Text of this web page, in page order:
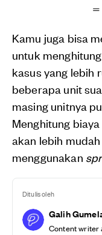
=
Kamu juga bisa
untuk
kasus yang lebih
beberapa unit
masing unitnya
Menghitung
akan lebih
menggunakan
Ditulis oleh
Galih
Content writer